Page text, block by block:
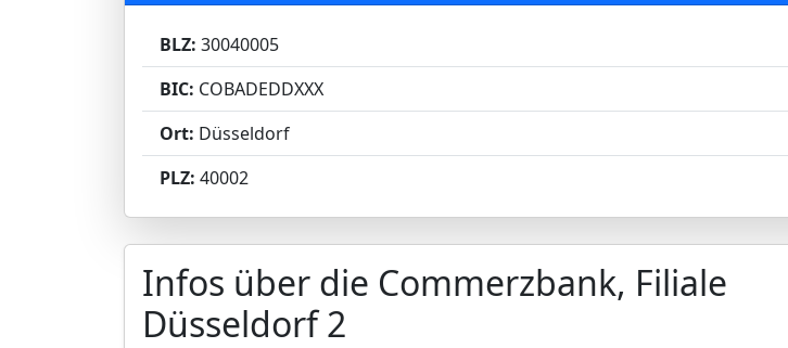
BLZ: 30040005
BIC: COBADEDDXXX
Ort: Düsseldorf
PLZ: 40002
Infos über die Commerzbank, Filiale
Düsseldorf 2